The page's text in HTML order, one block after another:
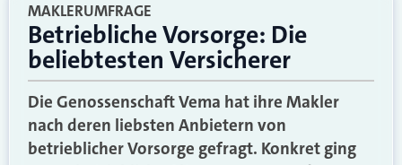
MAKLERUMFRAGE
Betriebliche Vorsorge: Die
beliebtesten Versicherer
Die Genossenschaft Vema hat ihre Makler
nach deren liebsten Anbietern von
betrieblicher Vorsorge gefragt. Konkret ging